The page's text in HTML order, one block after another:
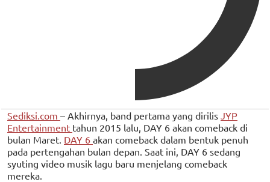
Sediksi.com – Akhirnya, band pertama yang dirilis JYP
Entertainment tahun 2015 lalu, DAY 6 akan comeback di
bulan Maret. DAY 6 akan comeback dalam bentuk penuh
pada pertengahan bulan depan. Saat ini, DAY 6 sedang
syuting video musik lagu baru menjelang comeback
mereka.